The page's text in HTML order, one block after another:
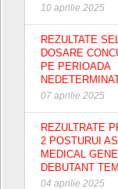
10 aprilie 2025
REZULTATE
DOSARE
PE PERIOADA
07 aprilie 2025
REZULTRATE
2 POSTURUI
MEDICAL
DEBUTANT
04 aprilie 2025